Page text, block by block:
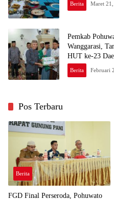
Berita Maret
Pemkab
Wanggarasi,
HUT ke-23
Berita Februari
Pos Terbaru
Berita
FGD Final Perseroda, Pohuwato